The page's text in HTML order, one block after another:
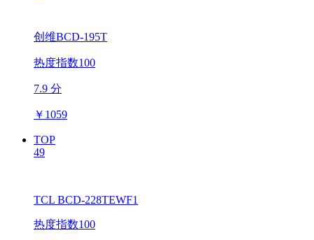
创维BCD-195T
热度指数100
7.9 分
￥ 1059
TOP
49
TCL BCD-228TEWF1
热度指数100